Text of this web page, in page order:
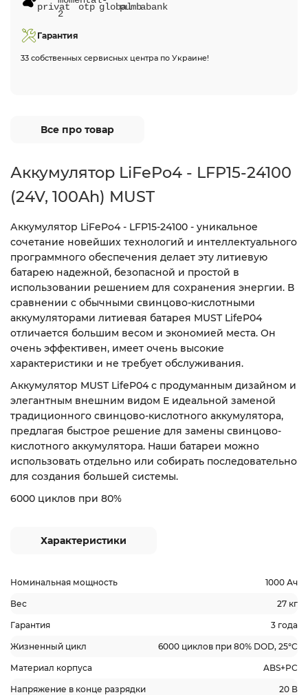
Гарантия
33 собственных сервисных центра по Украине!
Все про товар
Аккумулятор LiFePo4 - LFP15-24100
(24V, 100Ah) MUST
Аккумулятор LiFePo4 - LFP15-24100 - уникальное
сочетание новейших технологий и интеллектуального
программного обеспечения делает эту литиевую
батарею надежной, безопасной и простой в
использовании решением для сохранения энергии. В
сравнении с обычными свинцово-кислотными
аккумуляторами литиевая батарея MUST LifeP04
отличается большим весом и экономией места. Он
очень эффективен, имеет очень высокие
характеристики и не требует обслуживания.
Аккумулятор MUST LifeP04 с продуманным дизайном и
элегантным внешним видом Е идеальной заменой
традиционного свинцово-кислотного аккумулятора,
предлагая быстрое решение для замены свинцово-
кислотного аккумулятора. Наши батареи можно
использовать отдельно или собирать последовательно
для создания большей системы.
6000 циклов при 80%
Характеристики
Номинальная мощность 1000 Ач
Вес 27 кг
Гарантия 3 года
Жизненный цикл 6000 циклов при 80% DOD, 25°C
Материал корпуса ABS+PC
Напряжение в конце разрядки 20 В